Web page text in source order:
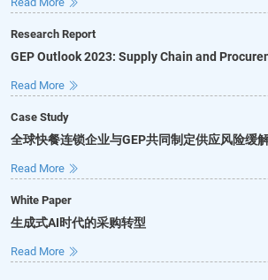
Research Report
GEP Outlook 2023: Supply Chain and
Read More
Case Study
全球快餐连锁企业与GEP共同制定供应风险缓
Read More
White Paper
生成式AI时代的采购转型
Read More